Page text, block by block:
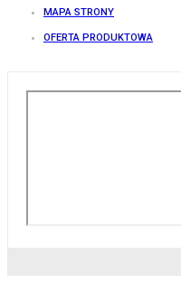
MAPA STRONY
OFERTA PRODUKTOWA